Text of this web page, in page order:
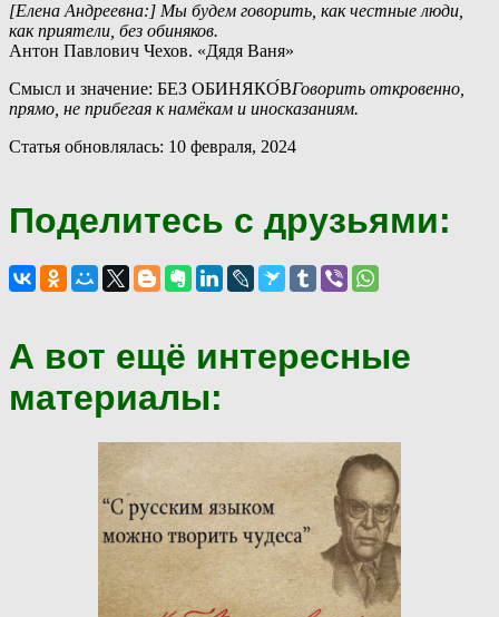
[Елена Андреевна:] Мы будем говорить, как честные люди,
как приятели, без обиняков.
Антон Павлович Чехов. «Дядя Ваня»
Смысл и значение: БЕЗ ОБИНЯКО́ВГоворить откровенно,
прямо, не прибегая к намёкам и иносказаниям.
Статья обновлялась: 10 февраля, 2024
Поделитесь с друзьями:
А вот ещё интересные
материалы: